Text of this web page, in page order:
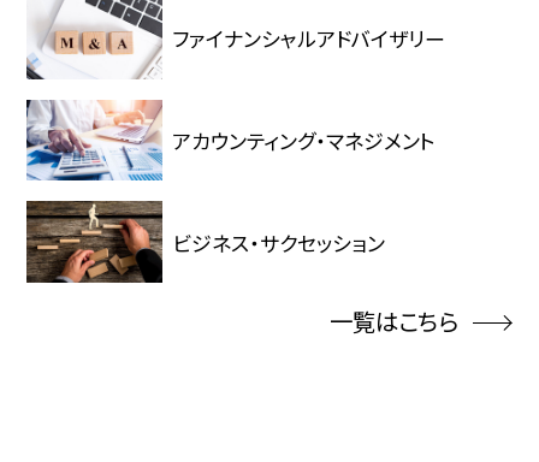
ファイナンシャルアドバイザリー
アカウンティング・マネジメント
ビジネス・サクセッション
一覧はこちら